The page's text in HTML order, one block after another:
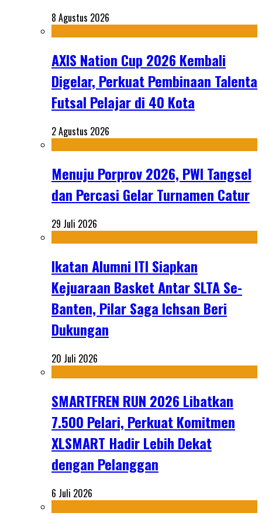
8 Agustus 2026
AXIS Nation Cup 2026 Kembali
Digelar, Perkuat Pembinaan Talenta
Futsal Pelajar di 40 Kota
2 Agustus 2026
Menuju Porprov 2026, PWI Tangsel
dan Percasi Gelar Turnamen Catur
29 Juli 2026
Ikatan Alumni ITI Siapkan
Kejuaraan Basket Antar SLTA Se-
Banten, Pilar Saga Ichsan Beri
Dukungan
20 Juli 2026
SMARTFREN RUN 2026 Libatkan
7.500 Pelari, Perkuat Komitmen
XLSMART Hadir Lebih Dekat
dengan Pelanggan
6 Juli 2026